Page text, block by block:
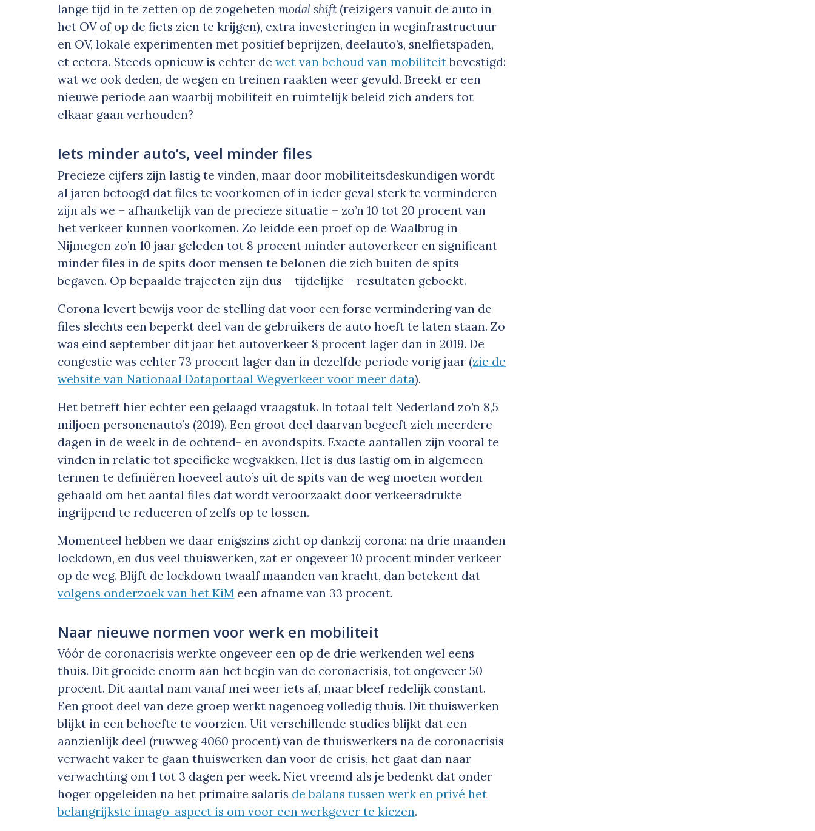
lange tijd in te zetten op de zogehetenmodal shift (reizigers vanuit de auto in
het OV of op de fiets zien te krijgen), extra investeringen in weginfrastructuur
en OV, lokale experimenten met positief beprijzen, deelauto’s, snelfietspaden,
et cetera. Steeds opnieuw is echter dewet van behoud van mobiliteitbevestigd:
wat we ook deden, de wegen en treinen raakten weer gevuld. Breekt er een
nieuwe periode aan waarbij mobiliteit en ruimtelijk beleid zich anders tot
elkaar gaan verhouden?
Iets minder auto’s, veel minder files
Precieze cijfers zijn lastig te vinden, maar door mobiliteitsdeskundigen wordt
al jaren betoogd dat files te voorkomen of in ieder geval sterk te verminderen
zijn als we – afhankelijk van de precieze situatie – zo’n 10 tot 20 procent van
het verkeer kunnen voorkomen. Zo leidde een proef op de Waalbrug in
Nijmegen zo’n 10 jaar geleden tot 8 procent minder autoverkeer en significant
minder files in de spits door mensen te belonen die zich buiten de spits
begaven. Op bepaalde trajecten zijn dus – tijdelijke – resultaten geboekt.
Corona levert bewijs voor de stelling dat voor een forse vermindering van de
files slechts een beperkt deel van de gebruikers de auto hoeft te laten staan. Zo
was eind september dit jaar het autoverkeer 8 procent lager dan in 2019. De
congestie was echter 73 procent lager dan in dezelfde periode vorig jaar (zie de
website van Nationaal Dataportaal Wegverkeer voor meer data).
Het betreft hier echter een gelaagd vraagstuk. In totaal telt Nederland zo’n 8,5
miljoen personenauto’s (2019). Een groot deel daarvan begeeft zich meerdere
dagen in de week in de ochtend- en avondspits. Exacte aantallen zijn vooral te
vinden in relatie tot specifieke wegvakken. Het is dus lastig om in algemeen
termen te definiëren hoeveel auto’s uit de spits van de weg moeten worden
gehaald om het aantal files dat wordt veroorzaakt door verkeersdrukte
ingrijpend te reduceren of zelfs op te lossen.
Momenteel hebben we daar enigszins zicht op dankzij corona: na drie maanden
lockdown, en dus veel thuiswerken, zat er ongeveer 10 procent minder verkeer
op de weg. Blijft de lockdown twaalf maanden van kracht, dan betekent dat
volgens onderzoek van het KiM een afname van 33 procent.
Naar nieuwe normen voor werk en mobiliteit
Vóór de coronacrisis werkte ongeveer een op de drie werkenden wel eens
thuis. Dit groeide enorm aan het begin van de coronacrisis, tot ongeveer 50
procent. Dit aantal nam vanaf mei weer iets af, maar bleef redelijk constant.
Een groot deel van deze groep werkt nagenoeg volledig thuis. Dit thuiswerken
blijkt in een behoefte te voorzien. Uit verschillende studies blijkt dat een
aanzienlijk deel (ruwweg 40­60 procent) van de thuiswerkers na de coronacrisis
verwacht vaker te gaan thuiswerken dan voor de crisis, het gaat dan naar
verwachting om 1 tot 3 dagen per week. Niet vreemd als je bedenkt dat onder
hoger opgeleiden na het primaire salaris de balans tussen werk en privé het
belangrijkste imago-aspect is om voor een werkgever te kiezen.